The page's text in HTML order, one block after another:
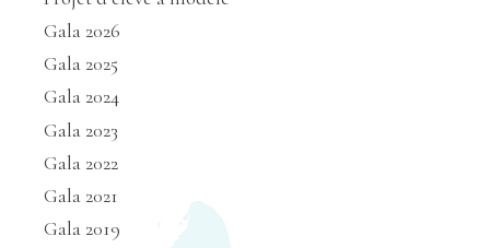
Gala 2026
Gala 2025
Gala 2024
Gala 2023
Gala 2022
Gala 2021
Gala 2019